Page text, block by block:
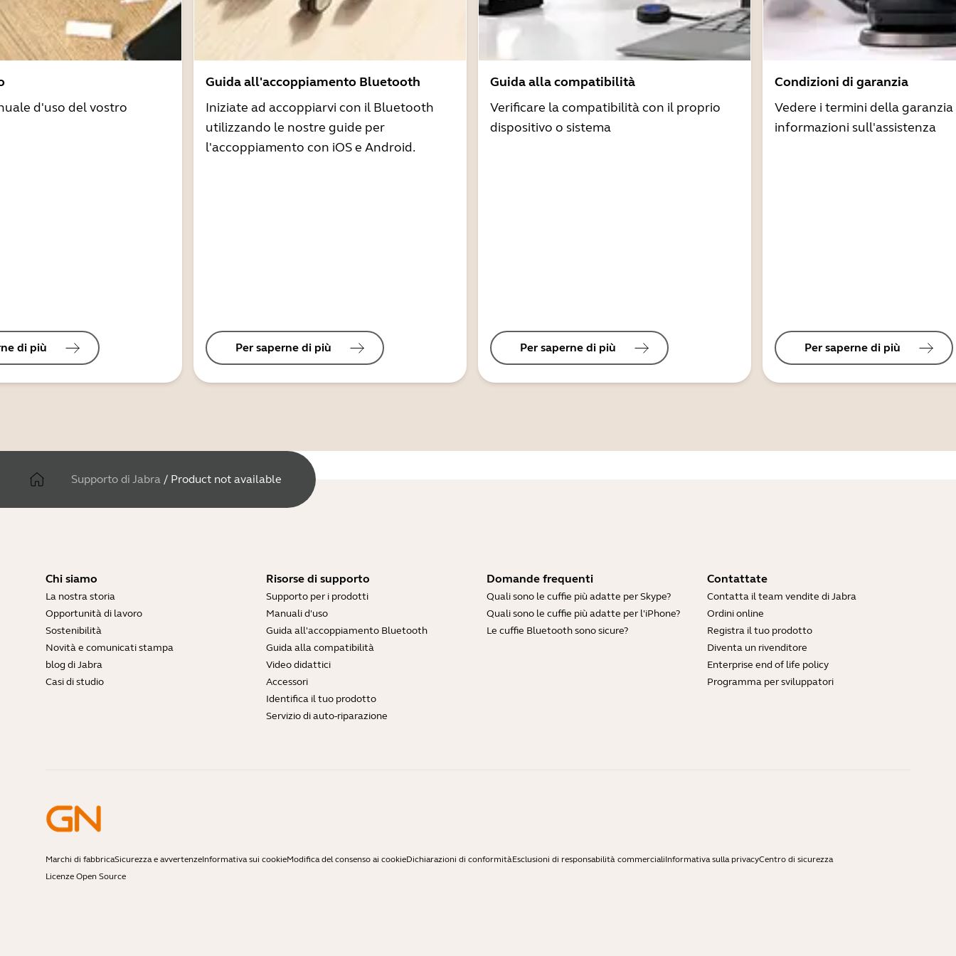
d'uso del vostro
di più
Guida all'accoppiamento Bluetooth
Iniziate ad accoppiarvi con il Bluetooth
utilizzando le nostre guide per
l'accoppiamento con iOS e Android.
Per saperne di più
Guida alla compatibilità
Verificare la compatibilità con il proprio
dispositivo o sistema
Per saperne di più
Condizioni di garanzia
Vedere i termini della garanzia
informazioni sull'assistenza
Per saperne di più
Supporto di Jabra / Product not available
Chi siamo
La nostra storia
Opportunità di lavoro
Sostenibilità
Novità e comunicati stampa
blog di Jabra
Casi di studio
Risorse di supporto
Supporto per i prodotti
Manuali d'uso
Guida all'accoppiamento Bluetooth
Guida alla compatibilità
Video didattici
Accessori
Identifica il tuo prodotto
Servizio di auto-riparazione
Domande frequenti
Quali sono le cuffie più adatte per Skype?
Quali sono le cuffie più adatte per l'iPhone?
Le cuffie Bluetooth sono sicure?
Contattate
Contatta il team vendite di Jabra
Ordini online
Registra il tuo prodotto
Diventa un rivenditore
Enterprise end of life policy
Programma per sviluppatori
Marchi di fabbricaSicurezza e avvertenzeInformativa sui cookieModifica del consenso ai cookieDichiarazioni di conformitàEsclusioni di responsabilità commercialiInformativa sulla privacyCentro di sicurezza
Licenze Open Source